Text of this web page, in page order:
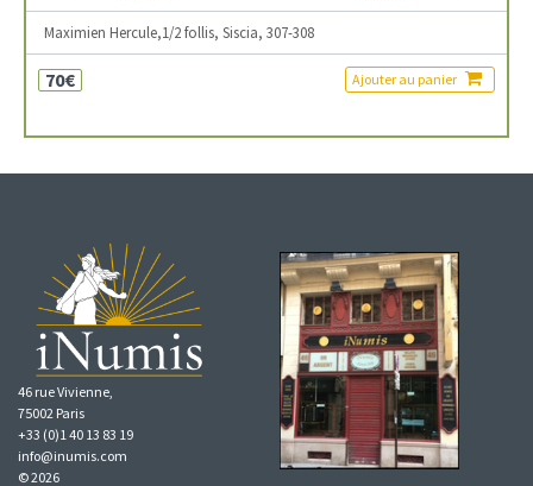
Maximien Hercule,1/2 follis, Siscia, 307-308
70€ Ajouter au panier
46 rue Vivienne,
75002 Paris
+33 (0)1 40 13 83 19
info@inumis.com
© 2026